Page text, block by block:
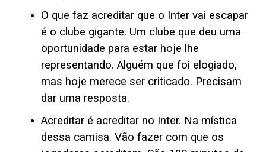
O que faz acreditar que o Inter vai escapar
é o clube gigante. Um clube que deu uma
oportunidade para estar hoje lhe
representando. Alguém que foi elogiado,
mas hoje merece ser criticado. Precisam
dar uma resposta.
Acreditar é acreditar no Inter. Na mística
dessa camisa. Vão fazer com que os